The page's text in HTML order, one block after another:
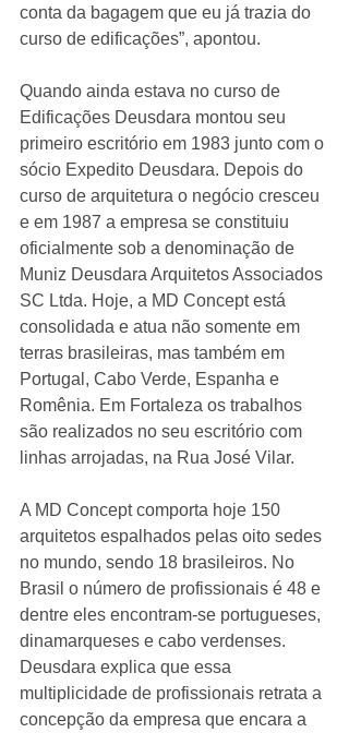
conta da bagagem que eu já trazia do
curso de edificações”, apontou.
Quando ainda estava no curso de
Edificações Deusdara montou seu
primeiro escritório em 1983 junto com o
sócio Expedito Deusdara. Depois do
curso de arquitetura o negócio cresceu
e em 1987 a empresa se constituiu
oficialmente sob a denominação de
Muniz Deusdara Arquitetos Associados
SC Ltda. Hoje, a MD Concept está
consolidada e atua não somente em
terras brasileiras, mas também em
Portugal, Cabo Verde, Espanha e
Romênia. Em Fortaleza os trabalhos
são realizados no seu escritório com
linhas arrojadas, na Rua José Vilar.
A MD Concept comporta hoje 150
arquitetos espalhados pelas oito sedes
no mundo, sendo 18 brasileiros. No
Brasil o número de profissionais é 48 e
dentre eles encontram-se portugueses,
dinamarqueses e cabo verdenses.
Deusdara explica que essa
multiplicidade de profissionais retrata a
concepção da empresa que encara a